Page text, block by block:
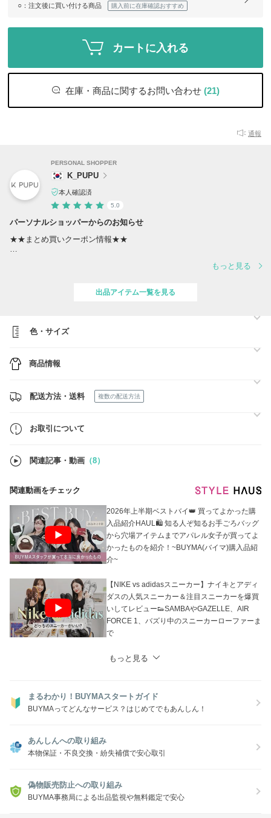
○ ：注文後に買い付ける商品 購入前に在庫確認おすすめ
カートに入れる
在庫・商品に関するお問い合わせ (21)
通報
PERSONAL SHOPPER
K_PUPU
本人確認済
5.0
パーソナルショッパーからのお知らせ
★★まとめ買いクーポン情報★★
ぜひご利用くださいませ。
■ご利用期間：2026年08月10日まで
■最低利用金額：6800円
もっと見る
出品アイテム一覧を見る
色・サイズ
商品情報
配送方法・送料 複数の配送方法
お取引について
関連記事・動画 （8）
関連動画をチェック
2026年上半期ベストバイ👑 買ってよかった購
入品紹介HAUL🛍 知る人ぞ知るお手ごろバッグ
から穴場アイテムまでアパレル女子が買ってよ
かったものを紹介！~BUYMA(バイマ)購入品紹
介~
【NIKE vs adidasスニーカー】ナイキとアディ
ダスの人気スニーカー＆注目スニーカーを爆買
いしてレビュー👟SAMBAやGAZELLE、AIR
FORCE 1、バズり中のスニーカーローファーま
で
もっと見る
まるわかり！BUYMAスタートガイド
BUYMAってどんなサービス？はじめてでもあんしん！
あんしんへの取り組み
本物保証・不良交換・紛失補償で安心取引
偽物販売防止への取り組み
BUYMA事務局による出品監視や無料鑑定で安心